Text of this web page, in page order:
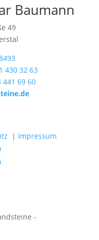
Baumann
49
430 32 63
441 69 60
| Impressum
-